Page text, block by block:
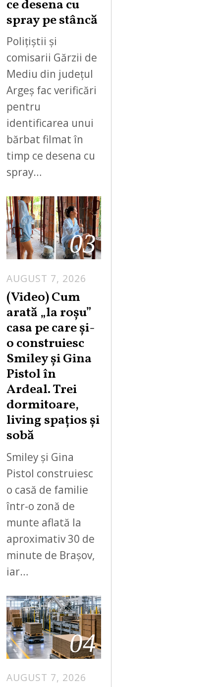
ce desena cu
spray pe stâncă
Polițiștii și
comisarii Gărzii de
Mediu din județul
Argeș fac verificări
pentru
identificarea unui
bărbat filmat în
timp ce desena cu
spray…
03
AUGUST 7, 2026
(Video) Cum
arată „la roşu”
casa pe care şi-
o construiesc
Smiley şi Gina
Pistol în
Ardeal. Trei
dormitoare,
living spațios și
sobă
Smiley și Gina
Pistol construiesc
o casă de familie
într-o zonă de
munte aflată la
aproximativ 30 de
minute de Brașov,
iar…
04
AUGUST 7, 2026